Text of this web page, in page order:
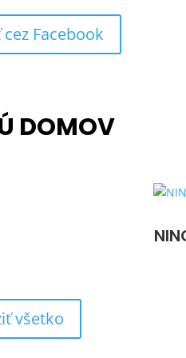
Facebook
DOMOV
všetko